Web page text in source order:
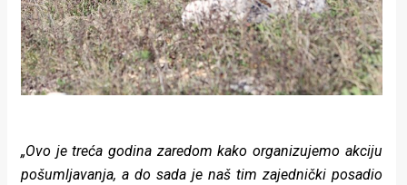
„Ovo je treća godina zaredom kako organizujemo akciju
pošumljavanja, a do sada je naš tim zajednički posadio